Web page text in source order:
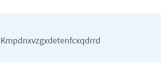
Kmpdnxvzgxdetenfcxqdrrd